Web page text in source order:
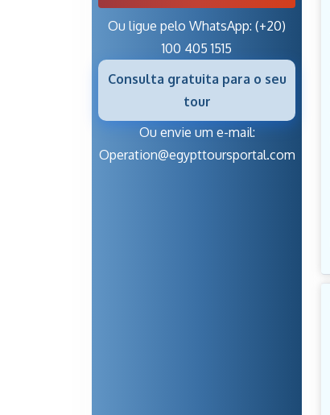
Ou ligue pelo WhatsApp: (+20)
100 405 1515
Consulta gratuita para o seu
tour
Ou envie um e-mail:
Operation@egypttoursportal.com